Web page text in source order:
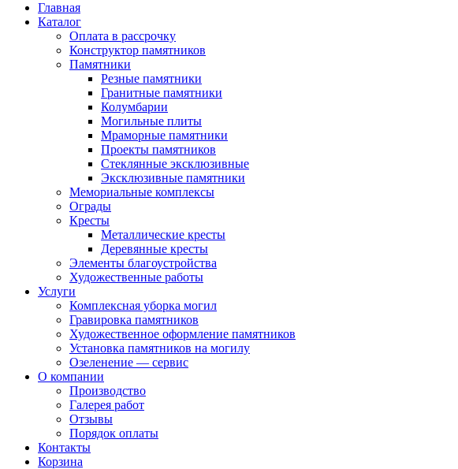
Главная
Каталог
Оплата в рассрочку
Конструктор памятников
Памятники
Резные памятники
Гранитные памятники
Колумбарии
Могильные плиты
Мраморные памятники
Проекты памятников
Стеклянные эксклюзивные
Эксклюзивные памятники
Мемориальные комплексы
Ограды
Кресты
Металлические кресты
Деревянные кресты
Элементы благоустройства
Художественные работы
Услуги
Комплексная уборка могил
Гравировка памятников
Художественное оформление памятников
Установка памятников на могилу
Озеленение — сервис
О компании
Производство
Галерея работ
Отзывы
Порядок оплаты
Контакты
Корзина